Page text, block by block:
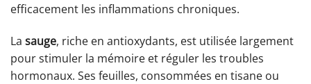
efficacement les inflammations chroniques.
La sauge, riche en antioxydants, est utilisée largement
pour stimuler la mémoire et réguler les troubles
hormonaux. Ses feuilles, consommées en tisane ou